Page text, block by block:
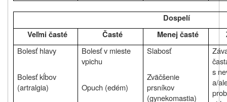
Dospelí
Veľmi časté
Časté Menej časté
Bolesť hlavy
Bolesť kĺbov
(artralgia)
Bolesť v mieste
vpichu
Opuch (edém)
Slabosť
Zväčšenie
prsníkov
(gynekomastia)
s
a/